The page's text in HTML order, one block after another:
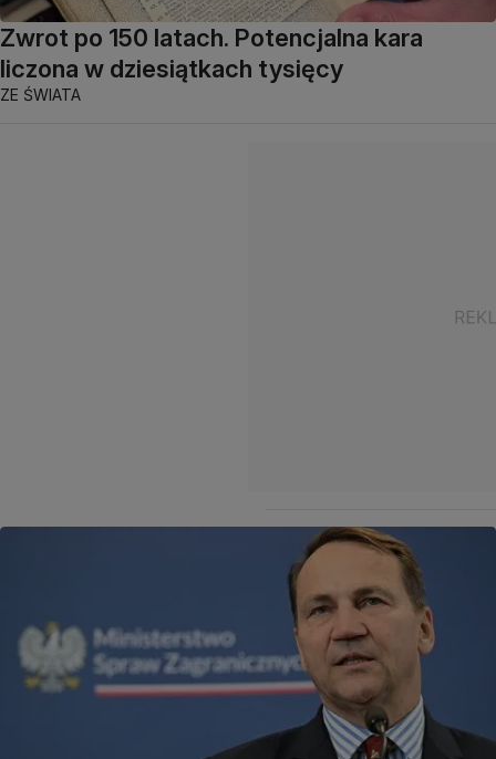
Zwrot po 150 latach. Potencjalna kara
liczona w dziesiątkach tysięcy
ZE ŚWIATA